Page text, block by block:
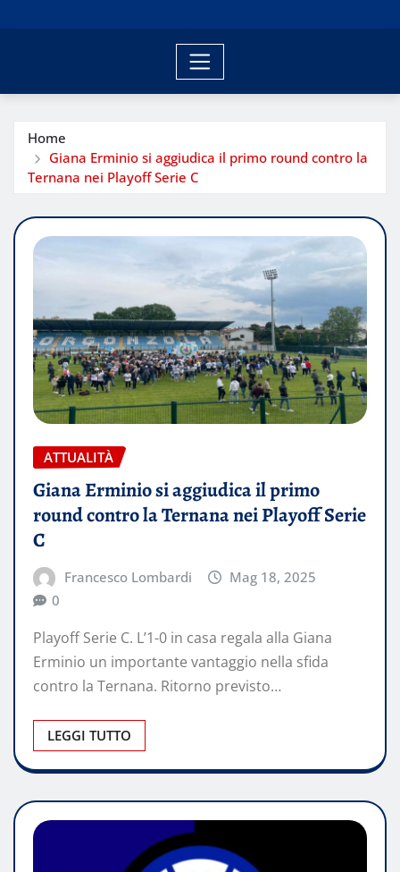
Home
Giana Erminio si aggiudica il primo round contro la
Ternana nei Playoff Serie C
ATTUALITÀ
Giana Erminio si aggiudica il primo
round contro la Ternana nei Playoff Serie
C
Francesco Lombardi
Mag 18, 2025
0
Playoff Serie C. L’1-0 in casa regala alla Giana
Erminio un importante vantaggio nella sfida
contro la Ternana. Ritorno previsto…
LEGGI TUTTO